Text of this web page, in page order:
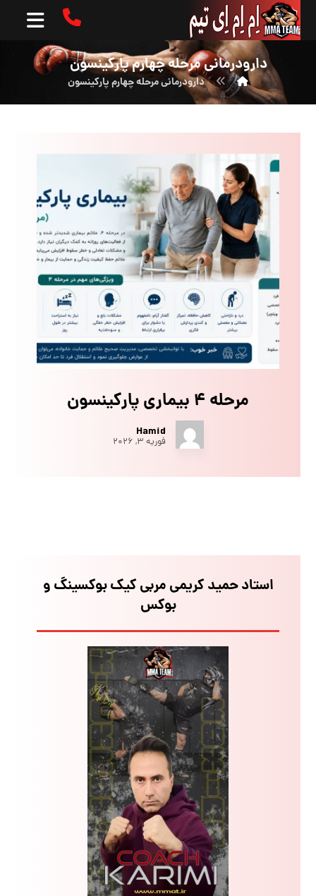
دارودرمانی مرحله چهارم پارکینسون
دارودرمانی مرحله چهارم پارکینسون
مرحله ۴ بیماری پارکینسون
Hamid
فوریه ۳, ۲۰۲۶
استاد حمید کریمی مربی کیک بوکسینگ و
بوکس